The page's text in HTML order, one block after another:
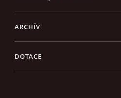
ARCHÍV
DOTACE